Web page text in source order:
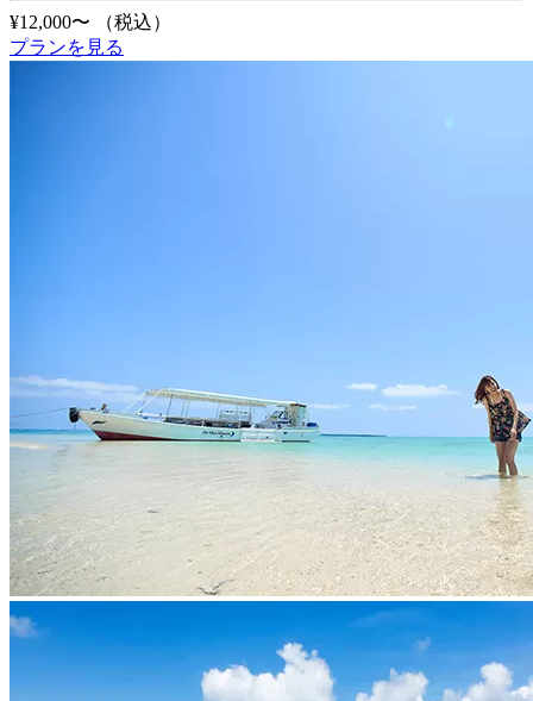
¥12,000〜
（税込）
プランを見る